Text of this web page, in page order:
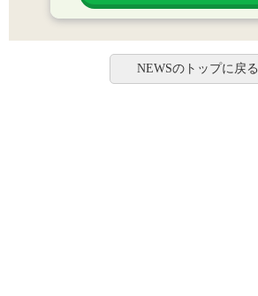
NEWSのトップに戻る